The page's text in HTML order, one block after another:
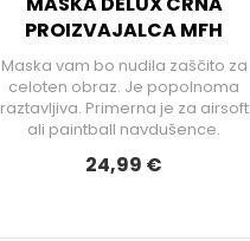
PROIZVAJALCA MFH
Maska vam bo nudila zaščito za
celoten obraz. Je popolnoma
raztavljiva. Primerna je za airsoft
ali paintball navdušence.
24,99 €